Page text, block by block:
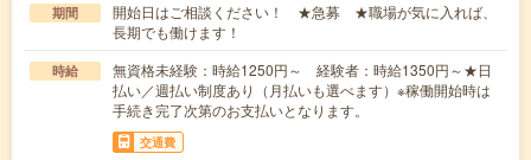
期間
開始日はご相談ください！ ★急募 ★職場が気に入れば、
長期でも働けます！
時給
無資格未経験：時給1250円～ 経験者：時給1350円～★日
払い／週払い制度あり（月払いも選べます）※稼働開始時は
手続き完了次第のお支払いとなります。
交通費